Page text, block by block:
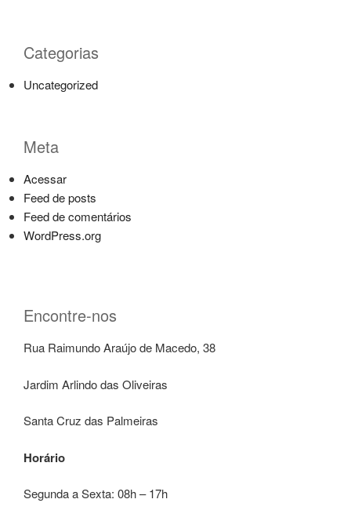
Categorias
Uncategorized
Meta
Acessar
Feed de posts
Feed de comentários
WordPress.org
Encontre-nos
Rua Raimundo Araújo de Macedo, 38
Jardim Arlindo das Oliveiras
Santa Cruz das Palmeiras
Horário
Segunda a Sexta: 08h – 17h